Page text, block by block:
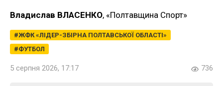
Владислав ВЛАСЕНКО, «Полтавщина Спорт»
ЖФК «ЛІДЕР-ЗБІРНА ПОЛТАВСЬКОЇ ОБЛАСТІ»
ФУТБОЛ
5 серпня 2026, 17:17 736